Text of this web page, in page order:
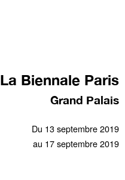
La Biennale Paris
Grand Palais
Du 13 septembre 2019
au 17 septembre 2019